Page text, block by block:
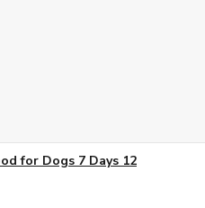
for Dogs 7 Days 12